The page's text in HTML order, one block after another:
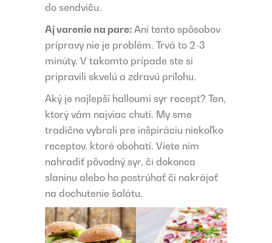
do sendviču.
Aj varenie na pare: Ani tento spôsobov
prípravy nie je problém. Trvá to 2-3
minúty. V takomto prípade ste si
pripravili skvelú a zdravú prílohu.
Aký je najlepší halloumi syr recept? Ten,
ktorý vám najviac chutí. My sme
tradične vybrali pre inšpiráciu niekoľko
receptov, ktoré obohatí. Viete ním
nahradiť pôvodný syr, či dokonca
slaninu alebo ho postrúhať či nakrájať
na dochutenie šalátu.